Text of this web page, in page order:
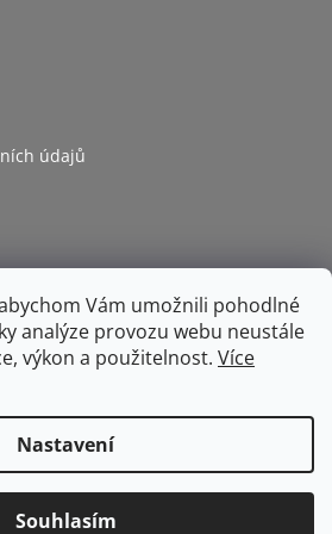
Vám umožnili pohodlné
analýze provozu webu neustále
výkon a použitelnost. Více
Nastavení
Souhlasím
údajů
- pracovní oděvy s.r.o.. Všechna
Upravit nastavení cookies